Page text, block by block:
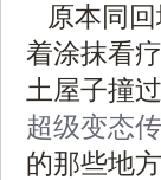
原本同
着涂抹看
土屋子撞
超级变态
的那些地